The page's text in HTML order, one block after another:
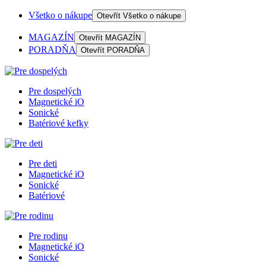
Všetko o nákupe Otevřít Všetko o nákupe
MAGAZÍN Otevřít MAGAZÍN
PORADŇA Otevřít PORADŇA
Pre dospelých
Magnetické iO
Sonické
Batériové kefky
Pre deti
Magnetické iO
Sonické
Batériové
Pre rodinu
Magnetické iO
Sonické